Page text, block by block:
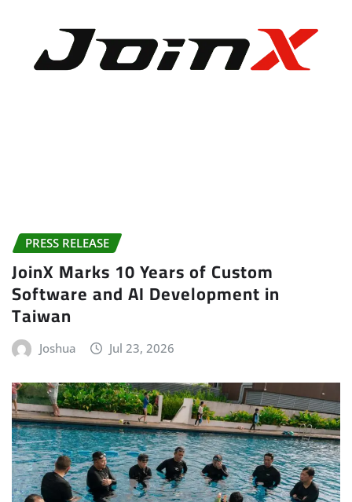
PRESS RELEASE
JoinX Marks 10 Years of Custom
Software and AI Development in
Taiwan
Joshua Jul 23, 2026